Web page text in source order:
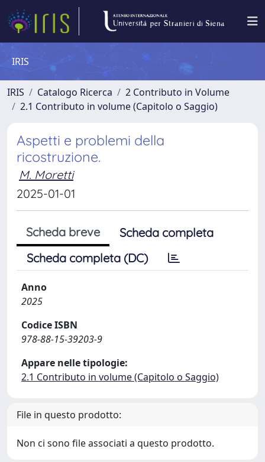
IRIS
IRIS Catalogo Ricerca
2 Contributo in Volume
2.1 Contributo in volume (Capitolo o Saggio)
Aspetti e problemi della
ricostruzione.
M. Moretti
2025-01-01
Scheda breve
Scheda completa
Scheda completa (DC)
Anno
2025
Codice ISBN
978-88-15-39203-9
Appare nelle tipologie:
2.1 Contributo in volume (Capitolo o Saggio)
File in questo prodotto:
Non ci sono file associati a questo prodotto.